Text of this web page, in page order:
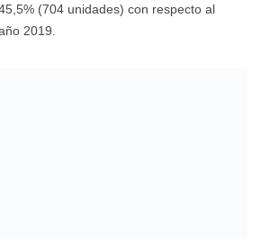
(704 unidades) con respecto al
2019.